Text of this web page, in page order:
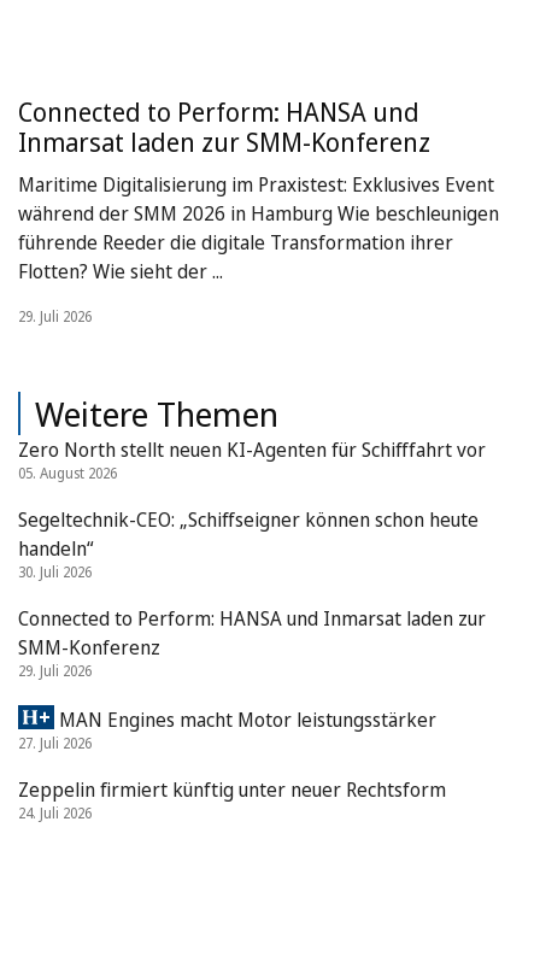
Connected to Perform: HANSA und
Inmarsat laden zur SMM-Konferenz
Maritime Digitalisierung im Praxistest: Exklusives Event
während der SMM 2026 in Hamburg Wie beschleunigen
führende Reeder die digitale Transformation ihrer
Flotten? Wie sieht der ...
29. Juli 2026
Weitere Themen
Zero North stellt neuen KI-Agenten für Schifffahrt vor
05. August 2026
Segeltechnik-CEO: „Schiffseigner können schon heute
handeln“
30. Juli 2026
Connected to Perform: HANSA und Inmarsat laden zur
SMM-Konferenz
29. Juli 2026
MAN Engines macht Motor leistungsstärker
27. Juli 2026
Zeppelin firmiert künftig unter neuer Rechtsform
24. Juli 2026